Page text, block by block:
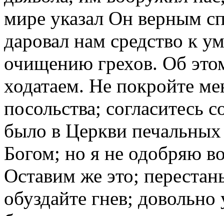
мире указал Он верным
даровал нам средство к
очищению грехов. Об
ходатаем. Не покройте
посольства;
было в Церкви
Богом; но я не одобряю
Оставим же это;
обуздайте гнев;